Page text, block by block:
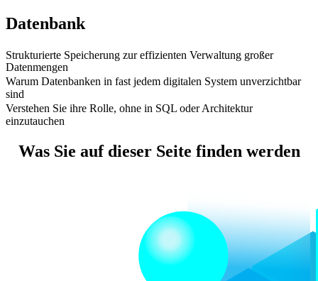
Datenbank
Strukturierte Speicherung zur effizienten Verwaltung großer
Datenmengen
Warum Datenbanken in fast jedem digitalen System unverzichtbar
sind
Verstehen Sie ihre Rolle, ohne in SQL oder Architektur
einzutauchen
Was Sie auf dieser Seite finden werden